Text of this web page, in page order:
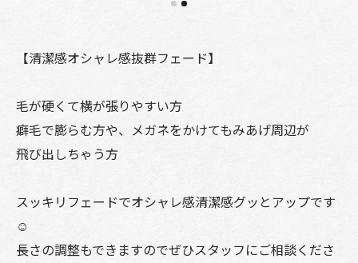
【清潔感オシャレ感抜群フェード】
毛が硬くて横が張りやすい方
癖毛で膨らむ方や、メガネをかけてもみあげ周辺が
飛び出しちゃう方
スッキリフェードでオシャレ感清潔感グッとアップです
☺️
長さの調整もできますのでぜひスタッフにご相談くださ